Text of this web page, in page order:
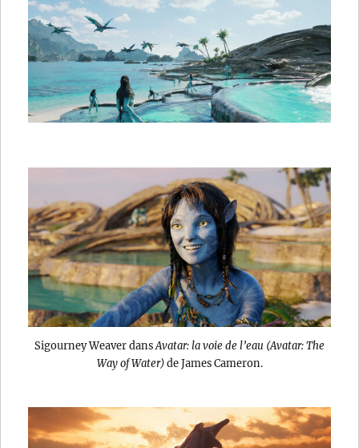
Sigourney Weaver dansAvatar: la voie de l’eau (Avatar: The
Way of Water)de James Cameron.